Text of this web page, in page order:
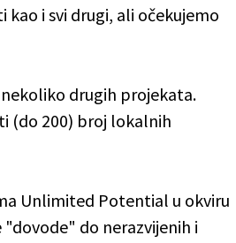
i svi drugi, ali očekujemo
drugih projekata.
(do 200) broj lokalnih
Unlimited Potential u okviru
do nerazvijenih i